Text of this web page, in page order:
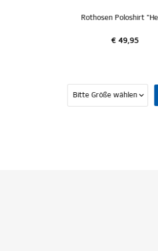
Rothosen Poloshirt "Heck"
€ 49,95